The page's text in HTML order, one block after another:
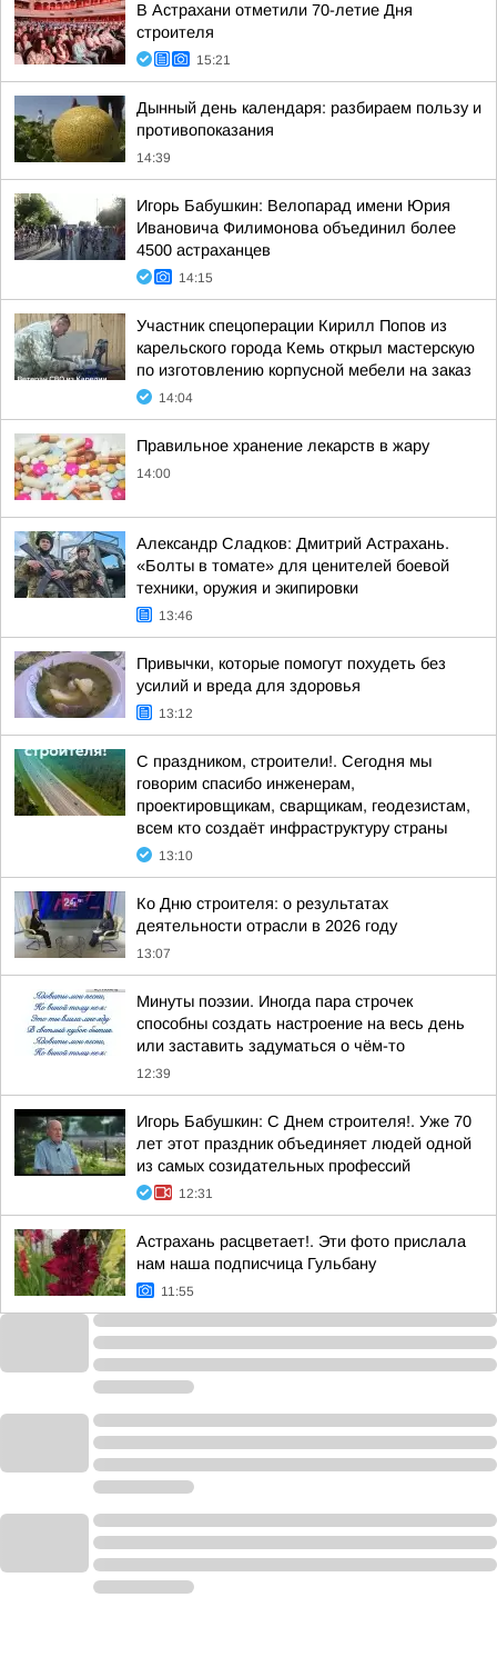
В Астрахани отметили 70-летие Дня
строителя
15:21
Дынный день календаря: разбираем пользу и
противопоказания
14:39
Игорь Бабушкин: Велопарад имени Юрия
Ивановича Филимонова объединил более
4500 астраханцев
14:15
Участник спецоперации Кирилл Попов из
карельского города Кемь открыл мастерскую
по изготовлению корпусной мебели на заказ
14:04
Правильное хранение лекарств в жару
14:00
Александр Сладков: Дмитрий Астрахань.
«Болты в томате» для ценителей боевой
техники, оружия и экипировки
13:46
Привычки, которые помогут похудеть без
усилий и вреда для здоровья
13:12
С праздником, строители!. Сегодня мы
говорим спасибо инженерам,
проектировщикам, сварщикам, геодезистам,
всем кто создаёт инфраструктуру страны
13:10
Ко Дню строителя: о результатах
деятельности отрасли в 2026 году
13:07
Минуты поэзии. Иногда пара строчек
способны создать настроение на весь день
или заставить задуматься о чём-то
12:39
Игорь Бабушкин: С Днем строителя!. Уже 70
лет этот праздник объединяет людей одной
из самых созидательных профессий
12:31
Астрахань расцветает!. Эти фото прислала
нам наша подписчица Гульбану
11:55